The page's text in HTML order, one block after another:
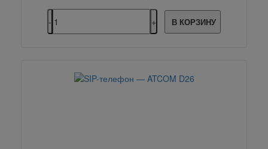
В КОРЗИНУ